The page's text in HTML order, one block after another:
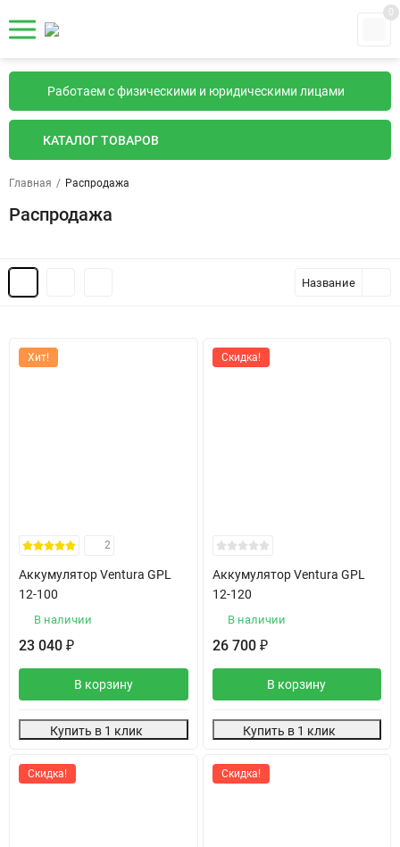
0
Работаем с физическими и юридическими лицами
КАТАЛОГ ТОВАРОВ
Главная / Распродажа
Распродажа
Название
Хит!
2
Аккумулятор Ventura GPL
12-100
В наличии
23 040 ₽
В корзину
Купить в 1 клик
Скидка!
Аккумулятор Ventura GPL
12-120
В наличии
26 700 ₽
В корзину
Купить в 1 клик
Скидка! Скидка!